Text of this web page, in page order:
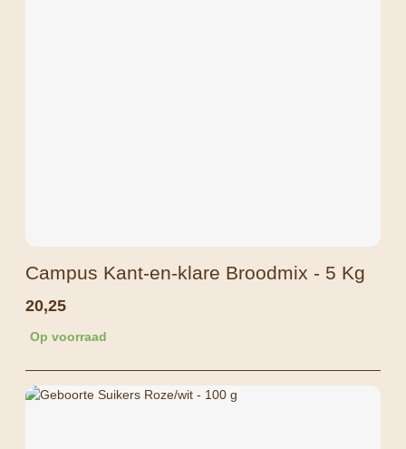
Campus Kant-en-klare Broodmix - 5 Kg
20,25
Op voorraad